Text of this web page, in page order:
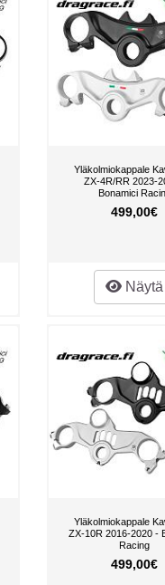
Yläkolmiokappale
ZX-4R/RR 2023-
Bonamici
499,00€
Näytä
Yläkolmiokappale
ZX-10R 2016-2020 -
Racing
499,00€